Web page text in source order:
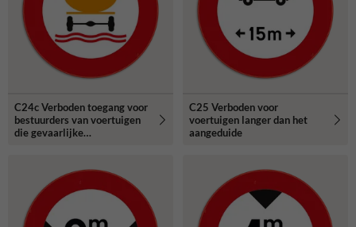
C24c Verboden toegang voor
bestuurders van voertuigen
die gevaarlijke
C25 Verboden voor
voertuigen langer dan het
aangeduide